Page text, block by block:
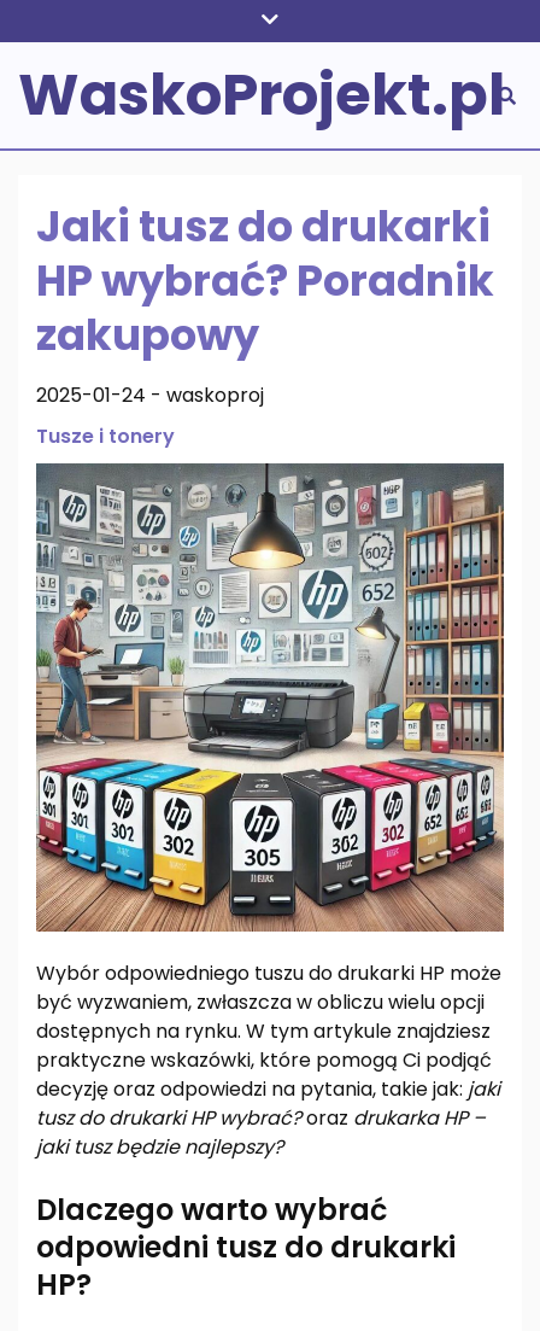
to
content
WaskoProjekt.pl
Jaki tusz do drukarki
HP wybrać? Poradnik
zakupowy
2025-01-24 - waskoproj
Tusze i tonery
Wybór odpowiedniego tuszu do drukarki HP może
być wyzwaniem, zwłaszcza w obliczu wielu opcji
dostępnych na rynku. W tym artykule znajdziesz
praktyczne wskazówki, które pomogą Ci podjąć
decyzję oraz odpowiedzi na pytania, takie jak: jaki
tusz do drukarki HP wybrać?oraz drukarka HP –
jaki tusz będzie najlepszy?
Dlaczego warto wybrać
odpowiedni tusz do drukarki
HP?